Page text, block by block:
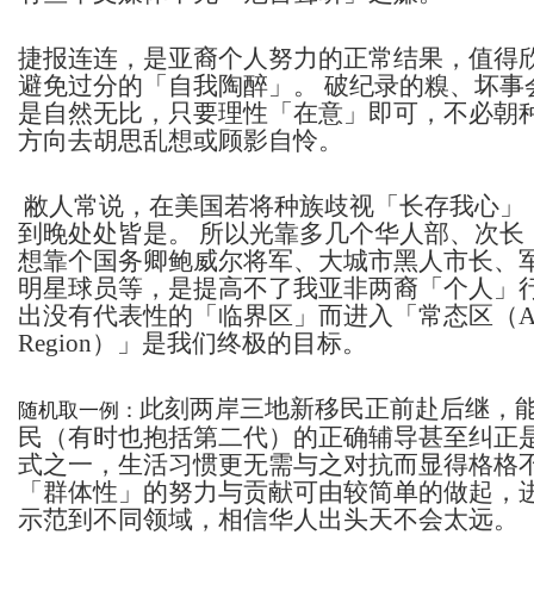
捷报连连，是亚裔个人努力的正常结果，值得
避免过分的「自我陶醉」。 破纪录的糗、坏事
是自然无比，只要理性「在意」即可，不必朝
方向去胡思乱想或顾影自怜。
敝人常说，在美国若将种族歧视「长存我心」
到晚处处皆是。 所以光靠多几个华人部、次长
想靠个国务卿鲍威尔将军、大城市黑人市长、
明星球员等，是提高不了我亚非两裔「个人」
出没有代表性的「临界区」而进入「常态区（
Region）」是我们终极的目标。
随机取一例： 此刻两岸三地新移民正前赴后继，
民（有时也抱括第二代）的正确辅导甚至纠正
式之一，生活习惯更无需与之对抗而显得格格
「群体性」的努力与贡献可由较简单的做起，
示范到不同领域，相信华人出头天不会太远。